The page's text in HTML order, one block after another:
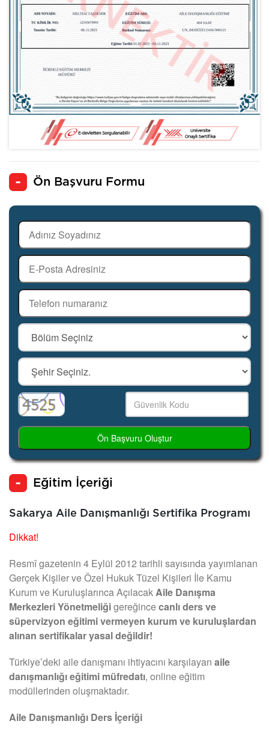
Ön Başvuru Formu
Ön Başvuru Oluştur
Eğitim İçeriği
Sakarya Aile Danışmanlığı Sertifika Programı
Dikkat!
Resmî gazetenin 4 Eylül 2012 tarihli sayısında yayımlanan
Gerçek Kişiler ve Özel Hukuk Tüzel Kişileri İle Kamu
Kurum ve Kuruluşlarınca AçılacakAile Danışma
Merkezleri Yönetmeliğigereğincecanlı ders ve
süpervizyon eğitimi vermeyen kurum ve kuruluşlardan
alınan sertifikalar yasal değildir!
Türkiye’deki aile danışmanı ihtiyacını karşılayan aile
danışmanlığı eğitimi müfredatı, online eğitim
modüllerinden oluşmaktadır.
Aile Danışmanlığı Ders İçeriği